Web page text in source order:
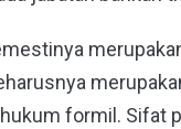
formil. Sifat